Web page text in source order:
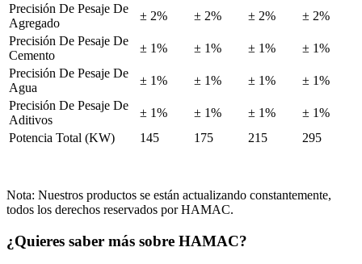
Precisión De Pesaje De
Agregado
± 2% ± 2% ± 2%
± 2%
Precisión De Pesaje De
Cemento
± 1% ± 1% ± 1%
± 1%
Precisión De Pesaje De
Agua
± 1% ± 1% ± 1%
± 1%
Precisión De Pesaje De
Aditivos
± 1% ± 1% ± 1%
± 1%
Potencia Total (KW)
145 175 215 295
Nota: Nuestros productos se están actualizando constantemente,
todos los derechos reservados por HAMAC.
¿Quieres saber más sobre HAMAC?